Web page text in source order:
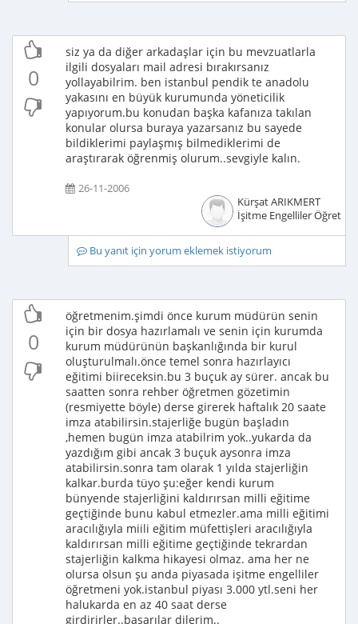
0
siz ya da diğer arkadaşlar için bu mevzuatlarla
ilgili dosyaları mail adresi bırakırsanız
yollayabilrim. ben istanbul pendik te anadolu
yakasını en büyük kurumunda yöneticilik
yapıyorum.bu konudan başka kafanıza takılan
konular olursa buraya yazarsanız bu sayede
bildiklerimi paylaşmış bilmediklerimi de
araştırarak öğrenmiş olurum..sevgiyle kalın.
26-11-2006
Kürşat ARIKMERT
İşitme Engelliler
Bu yanıt için yorum eklemek istiyorum
0
öğretmenim.şimdi önce kurum müdürün senin
için bir dosya hazırlamalı ve senin için kurumda
kurum müdürünün başkanlığında bir kurul
oluşturulmalı.önce temel sonra hazırlayıcı
eğitimi biireceksin.bu 3 buçuk ay sürer. ancak bu
saatten sonra rehber öğretmen gözetimin
(resmiyette böyle) derse girerek haftalık 20 saate
imza atabilirsin.stajerliğe bugün başladın
,hemen bugün imza atabilrim yok..yukarda da
yazdığım gibi ancak 3 buçuk aysonra imza
atabilirsin.sonra tam olarak 1 yılda stajerliğin
kalkar.burda tüyo şu:eğer kendi kurum
bünyende stajerliğini kaldırırsan milli eğitime
geçtiğinde bunu kabul etmezler.ama milli eğitimi
aracılığıyla miili eğitim müfettişleri aracılığıyla
kaldırırsan milli eğitime geçtiğinde tekrardan
stajerliğin kalkma hikayesi olmaz. ama her ne
olursa olsun şu anda piyasada işitme engelliler
öğretmeni yok.istanbul piyası 3.000 ytl.seni her
halukarda en az 40 saat derse
girdirirler..başarılar dilerim..